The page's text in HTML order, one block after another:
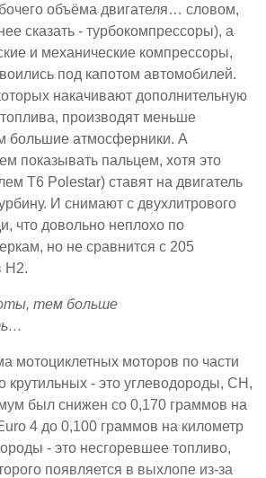
объёма двигателя… словом,
сказать - турбокомпрессоры), а
и механические компрессоры,
под капотом автомобилей.
накачивают дополнительную
производят меньше
большие атмосферники. А
показывать пальцем, хотя это
T6 Polestar) ставят на двигатель
И снимают с двухлитрового
что довольно неплохо по
но не сравнится с 205
H2.
тем больше
мотоциклетных моторов по части
крутильных - это углеводороды, CH,
был снижен со 0,170 граммов на
4 до 0,100 граммов на километр
- это несгоревшее топливо,
появляется в выхлопе из-за